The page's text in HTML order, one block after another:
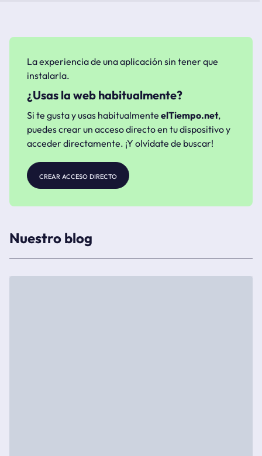
La experiencia de una aplicación sin tener que
instalarla.
¿Usas la web habitualmente?
Si te gusta y usas habitualmente elTiempo.net,
puedes crear un acceso directo en tu dispositivo y
acceder directamente. ¡Y olvídate de buscar!
crear acceso directo
Nuestro blog